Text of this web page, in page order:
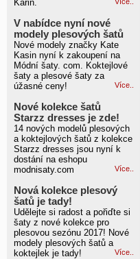
Karin.
V nabídce nyní nové
modely plesových šatů
Nové modely značky Kate
Kasin nyní k zakoupení na
Módní šaty. com. Koktejlové
šaty a plesové šaty za
úžasné ceny!
Více..
Nové kolekce šatů
Starzz dresses je zde!
14 nových modelů plesových
a koktejlových šatů z kolekce
Starzz dresses jsou nyní k
dostání na eshopu
modnisaty.com
Více..
Nová kolekce plesový
šatů je tady!
Udělejte si radost a pořiďte si
šaty z nové kolekce pro
plesovou sezónu 2017! Nové
modely plesových šatů a
koktejlek je tady!
Více..